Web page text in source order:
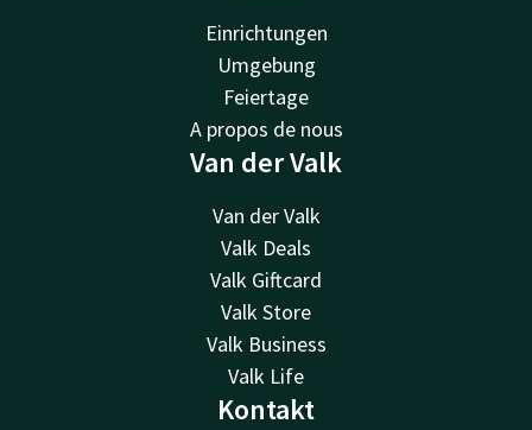
Einrichtungen
Umgebung
Feiertage
A propos de nous
Van der Valk
Van der Valk
Valk Deals
Valk Giftcard
Valk Store
Valk Business
Valk Life
Kontakt